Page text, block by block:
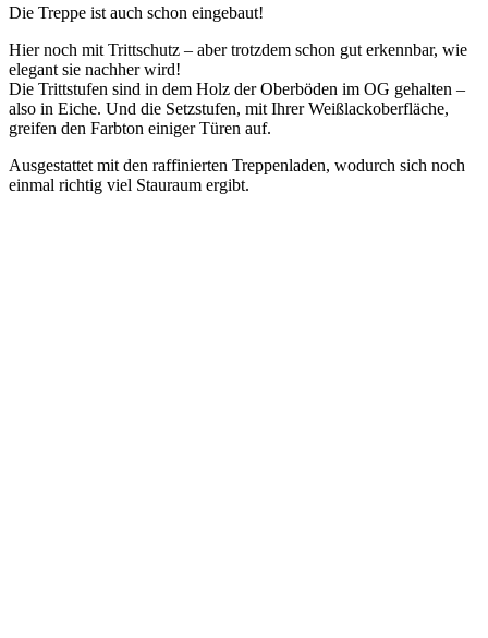
Die Treppe ist auch schon eingebaut!
Hier noch mit Trittschutz – aber trotzdem schon gut erkennbar, wie
elegant sie nachher wird!
Die Trittstufen sind in dem Holz der Oberböden im OG gehalten –
also in Eiche. Und die Setzstufen, mit Ihrer Weißlackoberfläche,
greifen den Farbton einiger Türen auf.
Ausgestattet mit den raffinierten Treppenladen, wodurch sich noch
einmal richtig viel Stauraum ergibt.